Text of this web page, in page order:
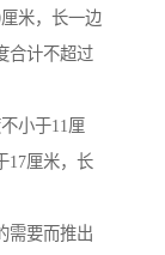
米，长一边
合计不超过
小于11厘
17厘米，长
需要而推出